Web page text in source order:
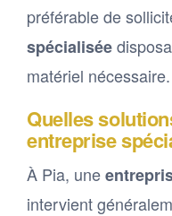
préférable de
spécialisée
matériel nécessaire.
Quelles
entreprise
À Pia, une
intervient